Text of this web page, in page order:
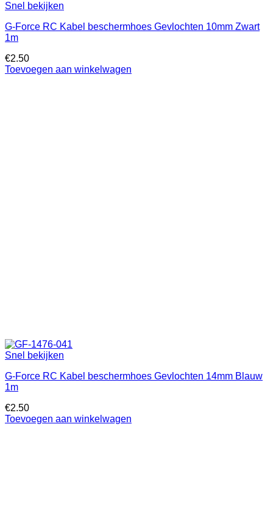
Snel bekijken
G-Force RC Kabel beschermhoes Gevlochten 10mm Zwart
1m
€2.50
Toevoegen aan winkelwagen
Snel bekijken
G-Force RC Kabel beschermhoes Gevlochten 14mm Blauw
1m
€2.50
Toevoegen aan winkelwagen